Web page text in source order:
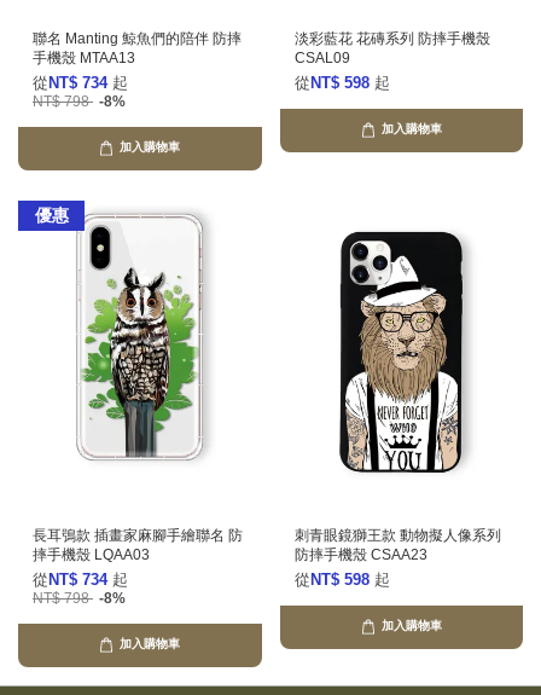
聯名 Manting 鯨魚們的陪伴 防摔
手機殼 MTAA13
從 NT$ 734 起
NT$ 798 -8%
加入購物車
淡彩藍花 花磚系列 防摔手機殼
CSAL09
從 NT$ 598 起
加入購物車
優惠
長耳鴞款 插畫家麻腳手繪聯名 防
摔手機殼 LQAA03
從 NT$ 734 起
NT$ 798 -8%
加入購物車
刺青眼鏡獅王款 動物擬人像系列
防摔手機殼 CSAA23
從 NT$ 598 起
加入購物車